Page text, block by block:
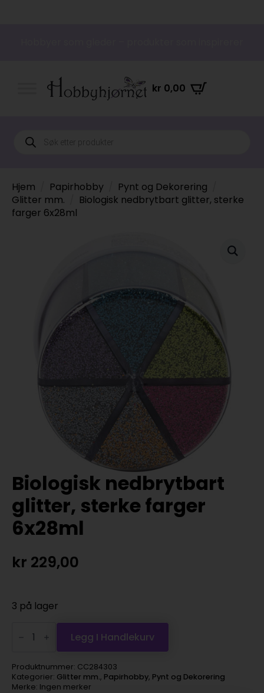
kr 0,00
Products
search
Hjem Papirhobby
Pynt og Dekorering
Glitter mm.
Biologisk nedbrytbart glitter, sterke
farger 6x28ml
Biologisk nedbrytbart
glitter, sterke farger
6x28ml
kr 229,00
3 på lager
nedbrytbart
glitter,
farger
6x28ml
antall
Legg I Handlekurv
Produktnummer: CC284303
Kategorier: Glitter mm., Papirhobby, Pynt og Dekorering
Merke: Ingen merker